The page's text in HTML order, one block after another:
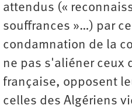
attendus («
souffrances »…) par
condamnation de la
ne pas s'aliéner ceux
française, opposent
celles des Algériens